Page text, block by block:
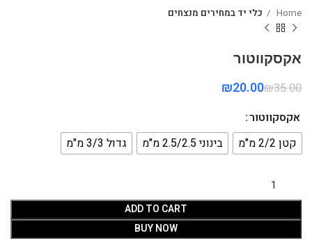
Home כלי יד במחירים מנצחים
אקסקווטור
₪35.00
₪20.00
אקסקווטור
קטן 2/2 מ"מ
בינוני 2.5/2.5 מ"מ גדול 3/3 מ"מ
ADD TO CART
BUY NOW